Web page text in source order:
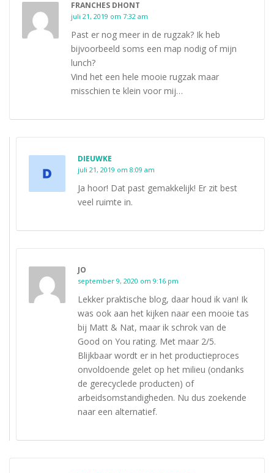
FRANCHES DHONT
juli 21, 2019 om 7:32 am
Past er nog meer in de rugzak? Ik heb
bijvoorbeeld soms een map nodig of mijn
lunch?
Vind het een hele mooie rugzak maar
misschien te klein voor mij…
DIEUWKE
juli 21, 2019 om 8:09 am
Ja hoor! Dat past gemakkelijk! Er zit best
veel ruimte in.
JO
september 9, 2020 om 9:16 pm
Lekker praktische blog, daar houd ik van! Ik
was ook aan het kijken naar een mooie tas
bij Matt & Nat, maar ik schrok van de
Good on You rating. Met maar 2/5.
Blijkbaar wordt er in het productieproces
onvoldoende gelet op het milieu (ondanks
de gerecyclede producten) of
arbeidsomstandigheden. Nu dus zoekende
naar een alternatief.